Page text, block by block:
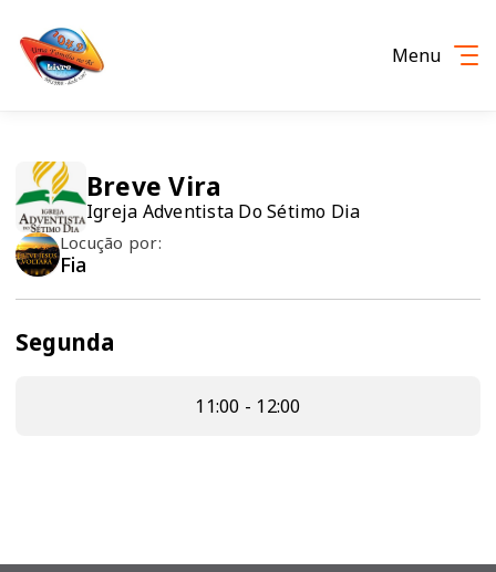
Menu
Breve Vira
Igreja Adventista Do Sétimo Dia
Locução por:
Fia
Segunda
11:00 - 12:00